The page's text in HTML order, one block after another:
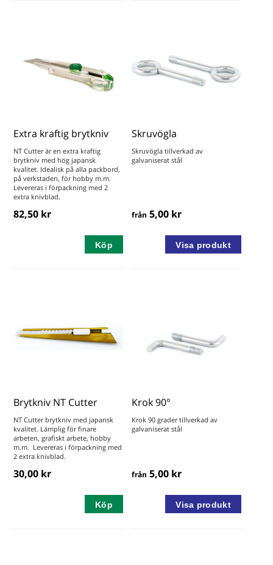
Extra kraftig brytkniv
NT Cutter är en extra kraftig
brytkniv med hög japansk
kvalitet. Idealisk på alla packbord,
på verkstaden, för hobby m.m.
Levereras i förpackning med 2
extra knivblad.
82,50 kr
Köp
Skruvögla
Skruvögla tillverkad av
galvaniserat stål
från 5,00 kr
Brytkniv NT Cutter
NT Cutter brytkniv med japansk
kvalitet. Lämplig för finare
arbeten, grafiskt arbete, hobby
m.m. Levereras i förpackning med
2 extra knivblad.
30,00 kr
Köp
Krok 90°
Krok 90 grader tillverkad av
galvaniserat stål
från 5,00 kr